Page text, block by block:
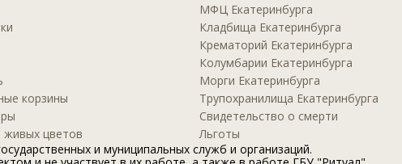
корзины
живых цветов
МФЦ Екатеринбурга
Кладбища Екатеринбурга
Крематорий Екатеринбурга
Колумбарии Екатеринбурга
Морги Екатеринбурга
Трупохранилища Екатеринбурга
Свидетельство о смерти
Льготы
и муниципальных служб и организаций.